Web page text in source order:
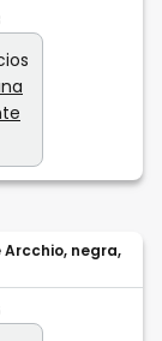
Arcchio, negra,